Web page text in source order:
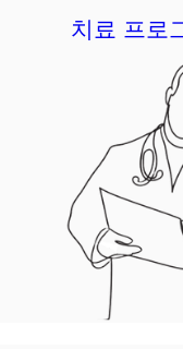
치료 프로